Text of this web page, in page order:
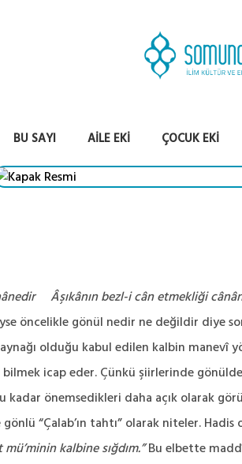
BU SAYI AILE EKI ÇOCUK EKI
Âşıkânın bezl-i cân etmekliği
öncelikle gönül nedir ne değildir diye
olduğu kabul edilen kalbin manevî
bilmek icap eder. Çünkü şiirlerinde
kadar önemsedikleri daha açık olarak
gönlü “Çalab’ın tahtı” olarak niteler.
kalbine sığdım.”Bu elbette maddî